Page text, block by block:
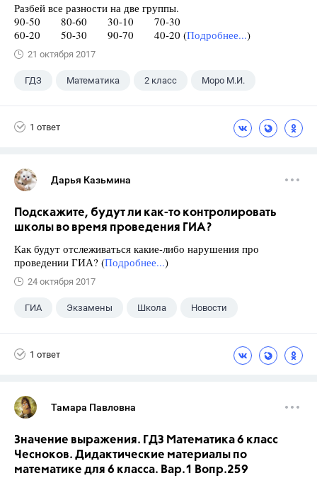
Разбей все разности на две группы.
90-50 80-60 30-10 70-30
60-20 50-30 90-70 40-20 (Подробнее...)
21 октября 2017
ГДЗ Математика 2 класс Моро М.И.
1 ответ
Дарья Казьмина
Подскажите, будут ли как-то контролировать
школы во время проведения ГИА?
Как будут отслеживаться какие-либо нарушения про
проведении ГИА? (Подробнее...)
24 октября 2017
ГИА Экзамены Школа Новости
1 ответ
Тамара Павловна
Значение выражения. ГДЗ Математика 6 класс
Чесноков. Дидактические материалы по
математике для 6 класса. Вар.1 Вопр.259